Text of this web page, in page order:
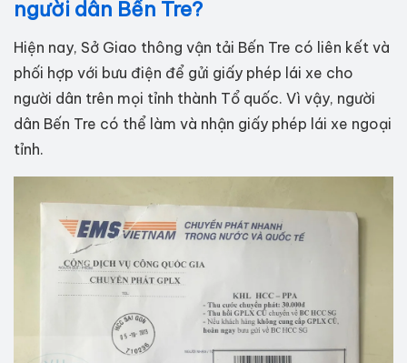
người dân Bến Tre?
Hiện nay, Sở Giao thông vận tải Bến Tre có liên kết và
phối hợp với bưu điện để gửi giấy phép lái xe cho
người dân trên mọi tỉnh thành Tổ quốc. Vì vậy, người
dân Bến Tre có thể làm và nhận giấy phép lái xe ngoại
tỉnh.